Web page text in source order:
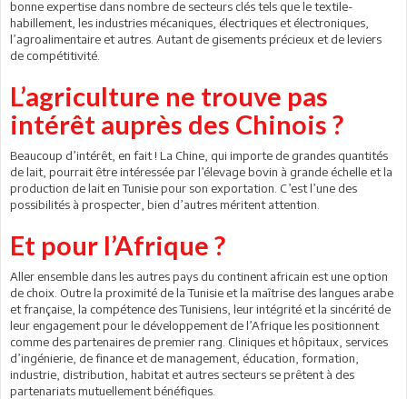
bonne expertise dans nombre de secteurs clés tels que le textile-
habillement, les industries mécaniques, électriques et électroniques,
l’agroalimentaire et autres. Autant de gisements précieux et de leviers
de compétitivité.
L’agriculture ne trouve pas
intérêt auprès des Chinois ?
Beaucoup d’intérêt, en fait ! La Chine, qui importe de grandes quantités
de lait, pourrait être intéressée par l’élevage bovin à grande échelle et la
production de lait en Tunisie pour son exportation. C’est l’une des
possibilités à prospecter, bien d’autres méritent attention.
Et pour l’Afrique ?
Aller ensemble dans les autres pays du continent africain est une option
de choix. Outre la proximité de la Tunisie et la maîtrise des langues arabe
et française, la compétence des Tunisiens, leur intégrité et la sincérité de
leur engagement pour le développement de l’Afrique les positionnent
comme des partenaires de premier rang. Cliniques et hôpitaux, services
d’ingénierie, de finance et de management, éducation, formation,
industrie, distribution, habitat et autres secteurs se prêtent à des
partenariats mutuellement bénéfiques.